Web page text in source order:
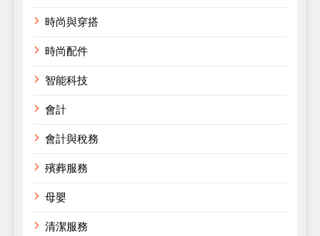
時尚與穿搭
時尚配件
智能科技
會計
會計與稅務
殯葬服務
母嬰
清潔服務